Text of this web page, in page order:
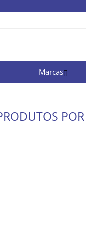
Marcas